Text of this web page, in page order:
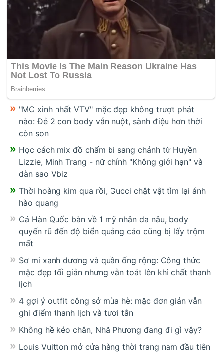
"MC xinh nhất VTV" mặc đẹp không trượt phát
nào: Đẻ 2 con body vẫn nuột, sành điệu hơn thời
còn son
Học cách mix đồ chấm bi sang chảnh từ Huyền
Lizzie, Minh Trang - nữ chính "Không giới hạn" và
dàn sao Vbiz
Thời hoàng kim qua rồi, Gucci chật vật tìm lại ánh
hào quang
Cả Hàn Quốc bàn về 1 mỹ nhân da nâu, body
quyến rũ đến độ biển quảng cáo cũng bị lấy trộm
mất
Sơ mi xanh dương và quần ống rộng: Công thức
mặc đẹp tối giản nhưng vẫn toát lên khí chất thanh
lịch
4 gợi ý outfit công sở mùa hè: mặc đơn giản vẫn
ghi điểm thanh lịch và tươi tắn
Không hề kéo chân, Nhã Phương đang đi gì vậy?
Louis Vuitton mở cửa hàng thời trang nam đầu tiên